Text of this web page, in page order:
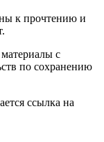
к прочтению и
с
по сохранению
ссылка на